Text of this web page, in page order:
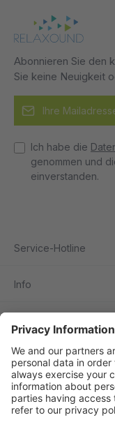
Abonnieren Sie den
Sie keine Neuigkeit
Ich habe die
genommen und
einverstanden.
Sicher Einkaufen
Service-Hotline
Info